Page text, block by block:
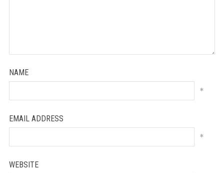
NAME
*
EMAIL ADDRESS
*
WEBSITE